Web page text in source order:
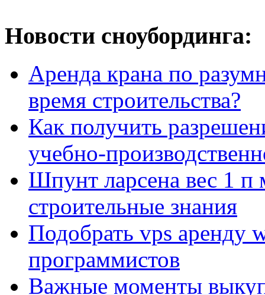
Новости сноубординга:
Аренда крана по
время строительства?
Как получить
учебно-
Шпунт ларсена вес 1 п
строительные знания
Подобрать vps аренду
программистов
Важные моменты